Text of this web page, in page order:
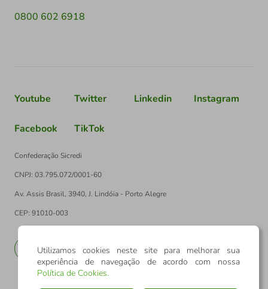
0800 602 6918
Youtube Twitter Linkedin Instagram
Facebook TikTok
Confederação Sicredi
CNPJ: 03.795.072/0001-60
Av. Assis Brasil, 3940, J. Lindóia - Porto Alegre
CEP: 91010-003
EN
Utilizamos cookies neste site para melhorar sua
experiência de navegação de acordo com nossa
Política de Cookies.